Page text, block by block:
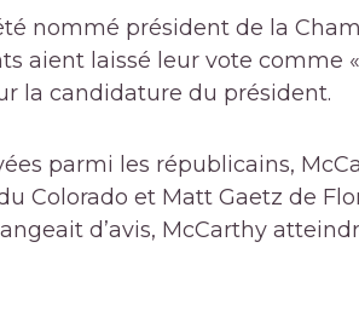
nommé président de la
aient laissé leur vote comme
la candidature du président.
parmi les républicains,
Colorado et Matt Gaetz de
d’avis, McCarthy